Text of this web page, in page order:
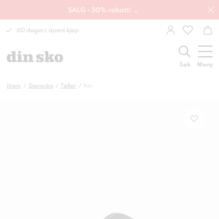
SALG - 30% rabatt! →
60 dagers åpent kjøp
Søk Meny
Hjem Damesko Tøfler Nor